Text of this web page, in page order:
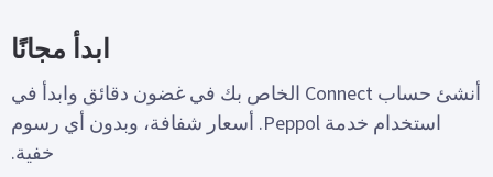
ابدأ مجانًا
أنشئ حساب Connect الخاص بك في غضون دقائق وابدأ في
استخدام خدمة Peppol. أسعار شفافة، وبدون أي رسوم
خفية.